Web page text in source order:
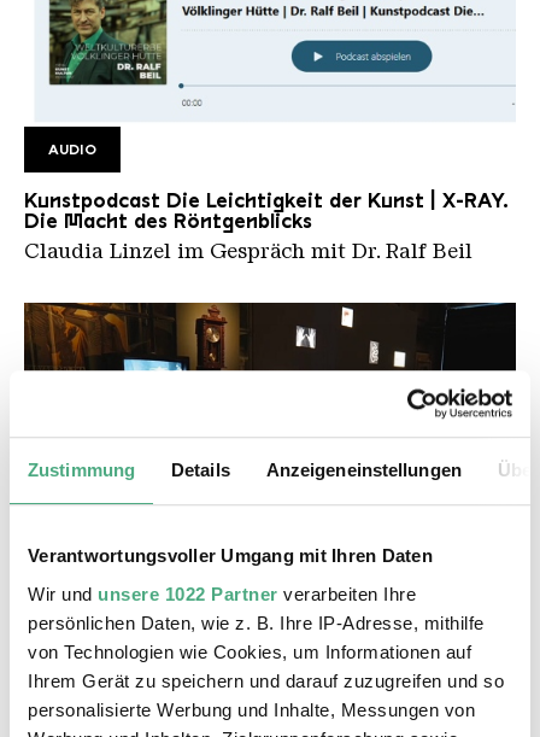
Zustimmung Details Anzeigeneinstellungen
Verantwortungsvoller Umgang mit Ihren Daten
Wir und unsere 1022 Partner verarbeiten Ihre
persönlichen Daten, wie z. B. Ihre IP-Adresse, mithilfe
von Technologien wie Cookies, um Informationen auf
Ihrem Gerät zu speichern und darauf zuzugreifen und so
personalisierte Werbung und Inhalte, Messungen von
Kunstpodcast
AUDIO
Kunstpodcast Die Leichtigkeit der Kunst | X-RAY.
Die Macht des Röntgenblicks
Claudia Linzel im Gespräch mit Dr. Ralf Beil
VIDEO
Völklinger Hütte: L'art passé au Rayon-X | Moselle
TV